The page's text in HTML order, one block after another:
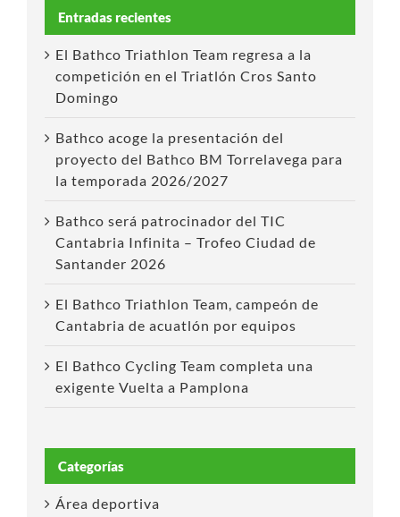
Entradas recientes
El Bathco Triathlon Team regresa a la
competición en el Triatlón Cros Santo
Domingo
Bathco acoge la presentación del
proyecto del Bathco BM Torrelavega para
la temporada 2026/2027
Bathco será patrocinador del TIC
Cantabria Infinita – Trofeo Ciudad de
Santander 2026
El Bathco Triathlon Team, campeón de
Cantabria de acuatlón por equipos
El Bathco Cycling Team completa una
exigente Vuelta a Pamplona
Categorías
Área deportiva